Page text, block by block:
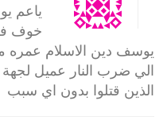
ياعم
خوف
يوسف دين الاسلام عمره
الي ضرب النار عميل لجهة
الذين قتلوا بدون اي سبب